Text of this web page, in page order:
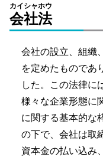
会社法
カイシャホウ
会社の設立、組織
を定めたものであ
した。この法律に
様々な企業形態に
に関する基本的な
の下で、会社は取
資本金の払い込み